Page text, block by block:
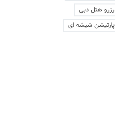
رزرو هتل دبی
پارتیشن شیشه ای